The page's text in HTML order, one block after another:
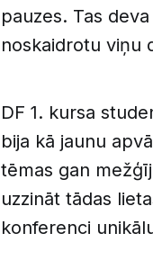
pauzes. Tas
noskaidrotu viņu
DF 1. kursa
bija kā jaunu
tēmas gan
uzzināt tādas
konferenci